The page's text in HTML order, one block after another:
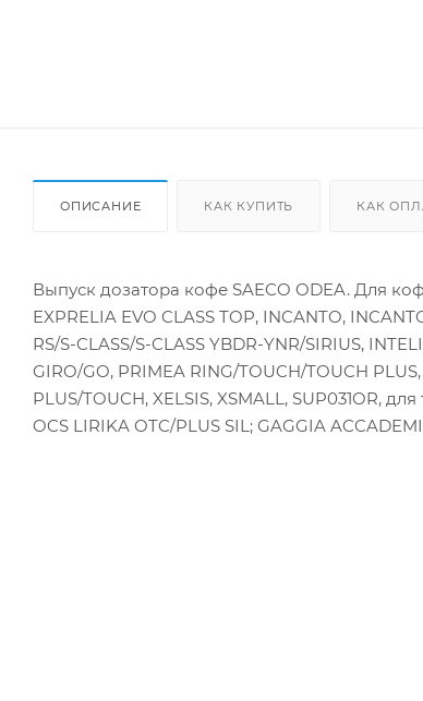
ОПИСАНИЕ КАК КУПИТЬ КАК
Выпуск дозатора кофе SAECO ODEA. Для
EXPRELIA EVO CLASS TOP, INCANTO,
RS/S-CLASS/S-CLASS YBDR-YNR/SIRIUS,
GIRO/GO, PRIMEA RING/TOUCH/TOUCH
PLUS/TOUCH, XELSIS, XSMALL, SUP031OR,
OCS LIRIKA OTC/PLUS SIL; GAGGIA